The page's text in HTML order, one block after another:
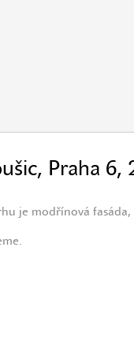
Praha 6,
je modřínová